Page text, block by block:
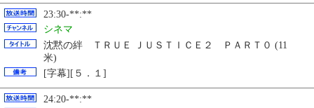
23:30-**:**
シネマ
沈黙の絆 ＴＲＵＥ ＪＵＳＴＩＣＥ２ ＰＡＲＴ０ (11
米)
[字幕][５．１]
24:20-**:**